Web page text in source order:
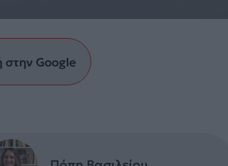
Google